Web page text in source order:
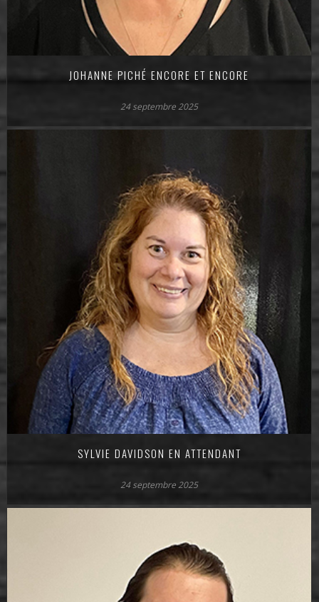
JOHANNE PICHÉ ENCORE ET ENCORE
24 septembre 2025
SYLVIE DAVIDSON EN ATTENDANT
24 septembre 2025